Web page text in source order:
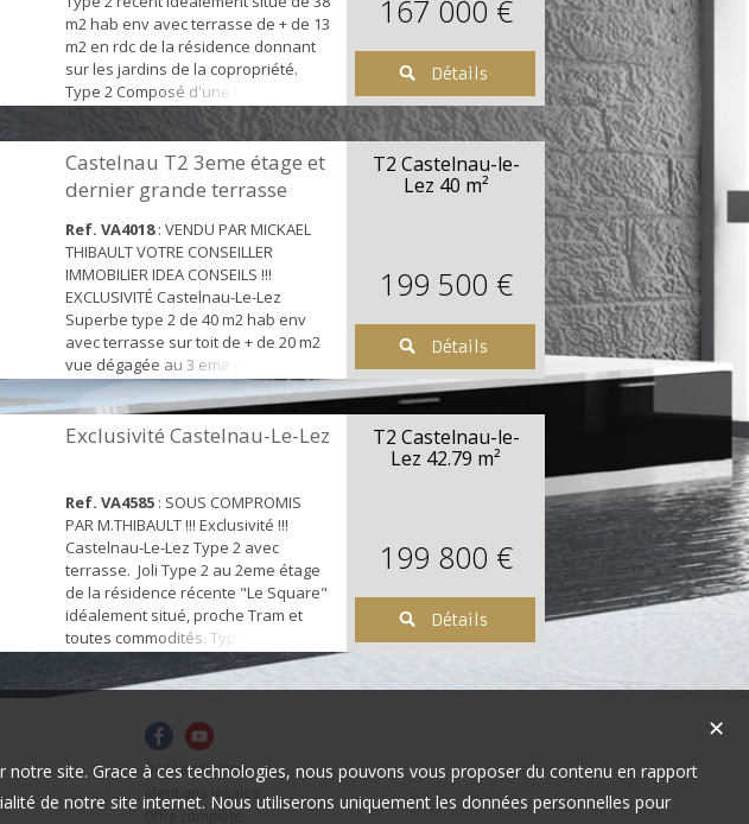
m2 hab env avec terrasse de + de 13
m2 en rdc de la résidence donnant
sur les jardins de la copropriété.
Type 2 Composé d'une belle pièce
de vie donnant sur la terrasse,
d'une cuisine américaine, d'une
belle chambre avec placard donnant
sur la terrasse , d'une salle d'eau
avec wc. Cet appartement béné...
167 000 €
Détails
Castelnau T2 3eme étage et
dernier grande terrasse
Ref. VA4018: VENDU PAR MICKAEL
THIBAULT VOTRE CONSEILLER
IMMOBILIER IDEA CONSEILS !!!
EXCLUSIVITÉ Castelnau-Le-Lez
Superbe type 2 de 40 m2 hab env
avec terrasse sur toit de + de 20 m2
vue dégagée au 3 eme et dernier
étage d'une copropriété récente,
composé : D'une entrée avec
rangements, d'une belle chambre
lumineuse donnant sur la terra...
T2 Castelnau-le-
Lez 40 m²
199 500 €
Détails
Exclusivité Castelnau-Le-Lez
Ref. VA4585 : SOUS COMPROMIS
PAR M.THIBAULT !!! Exclusivité !!!
Castelnau-Le-Lez Type 2 avec
terrasse. Joli Type 2 au 2eme étage
de la résidence récente "Le Square"
idéalement situé, proche Tram et
toutes commodités. Type 2 de 43 m2
hab env au 2eme étage avec
terrasse de 15 m2 env plein sud,
séjour lumineux donnant sur la
terrasse, d'une cuisine aménagée et
éq...
T2 Castelnau-le-
Lez 42.79 m²
199 800 €
Détails
Nos Honoraires
Mentions légales
✕
site. Grace à ces technologies, nous pouvons vous proposer du contenu en rapport
de notre site internet. Nous utiliserons uniquement les données personnelles pour